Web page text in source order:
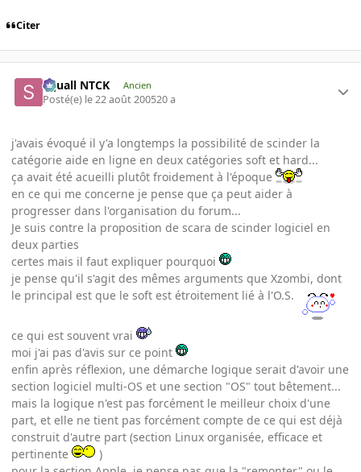
Citer
Squall NTCK Ancien
Posté(e) le 22 août 200520 a
j'avais évoqué il y'a longtemps la possibilité de scinder la
catégorie aide en ligne en deux catégories soft et hard...
ça avait été acueilli plutôt froidement à l'époque
en ce qui me concerne je pense que ça peut aider à
progresser dans l'organisation du forum...
Je suis contre la proposition de scara de scinder logiciel en
deux parties
certes mais il faut expliquer pourquoi
je pense qu'il s'agit des mêmes arguments que Xzombi, dont
le principal est que le soft est étroitement lié à l'O.S.
ce qui est souvent vrai
moi j'ai pas d'avis sur ce point
enfin après réflexion, une démarche logique serait d'avoir une
section logiciel multi-OS et une section "OS" tout bêtement...
mais la logique n'est pas forcément le meilleur choix d'une
part, et elle ne tient pas forcément compte de ce qui est déjà
construit d'autre part (section Linux organisée, efficace et
pertinente
)